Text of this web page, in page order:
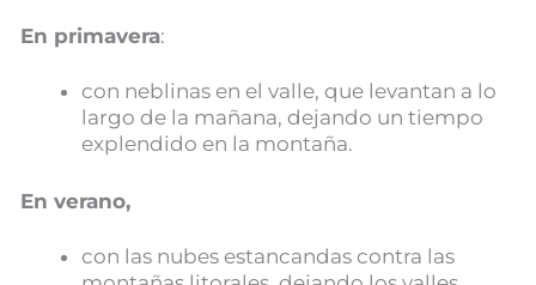
En primavera:
con neblinas en el valle, que levantan a lo
largo de la mañana, dejando un tiempo
explendido en la montaña.
En verano,
con las nubes estancandas contra las